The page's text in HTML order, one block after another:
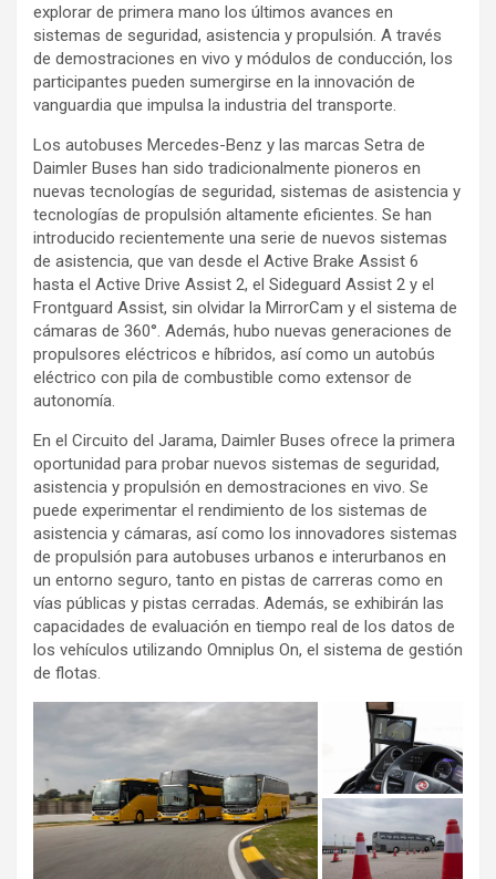
explorar de primera mano los últimos avances en
sistemas de seguridad, asistencia y propulsión. A través
de demostraciones en vivo y módulos de conducción, los
participantes pueden sumergirse en la innovación de
vanguardia que impulsa la industria del transporte.
Los autobuses Mercedes-Benz y las marcas Setra de
Daimler Buses han sido tradicionalmente pioneros en
nuevas tecnologías de seguridad, sistemas de asistencia y
tecnologías de propulsión altamente eficientes. Se han
introducido recientemente una serie de nuevos sistemas
de asistencia, que van desde el Active Brake Assist 6
hasta el Active Drive Assist 2, el Sideguard Assist 2 y el
Frontguard Assist, sin olvidar la MirrorCam y el sistema de
cámaras de 360°. Además, hubo nuevas generaciones de
propulsores eléctricos e híbridos, así como un autobús
eléctrico con pila de combustible como extensor de
autonomía.
En el Circuito del Jarama, Daimler Buses ofrece la primera
oportunidad para probar nuevos sistemas de seguridad,
asistencia y propulsión en demostraciones en vivo. Se
puede experimentar el rendimiento de los sistemas de
asistencia y cámaras, así como los innovadores sistemas
de propulsión para autobuses urbanos e interurbanos en
un entorno seguro, tanto en pistas de carreras como en
vías públicas y pistas cerradas. Además, se exhibirán las
capacidades de evaluación en tiempo real de los datos de
los vehículos utilizando Omniplus On, el sistema de gestión
de flotas.